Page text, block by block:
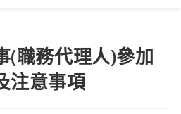
(職務代理人)參加
注意事項